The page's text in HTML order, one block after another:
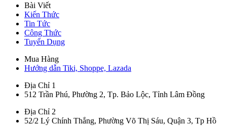
Bài Viết
Kiến Thức
Tin Tức
Công Thức
Tuyển Dụng
Mua Hàng
Hướng dẫn Tiki, Shoppe, Lazada
Địa Chỉ 1
512 Trần Phú, Phường 2, Tp. Bảo Lộc, Tỉnh Lâm Đồng
Địa Chỉ 2
52/2 Lý Chính Thắng, Phường Võ Thị Sáu, Quận 3, Tp Hồ